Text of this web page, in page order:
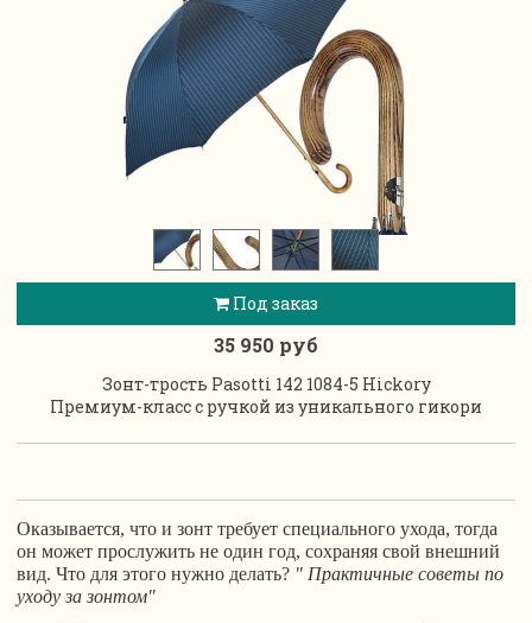
Под заказ
35 950 руб
Зонт-трость Pasotti 142 1084-5 Hickory
Премиум-класс с ручкой из уникального гикори
Оказывается, что и зонт требует специального ухода, тогда
он может прослужить не один год, сохраняя свой внешний
вид. Что для этого нужно делать? " Практичные советы по
уходу за зонтом"